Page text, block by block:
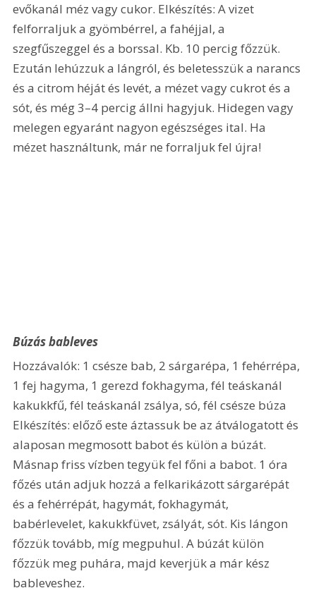
evőkanál méz vagy cukor. Elkészítés: A vizet
felforraljuk a gyömbérrel, a fahéjjal, a
szegfűszeggel és a borssal. Kb. 10 percig főzzük.
Ezután lehúzzuk a lángról, és beletesszük a narancs
és a citrom héját és levét, a mézet vagy cukrot és a
sót, és még 3–4 percig állni hagyjuk. Hidegen vagy
melegen egyaránt nagyon egészséges ital. Ha
mézet használtunk, már ne forraljuk fel újra!
Búzás bableves
Hozzávalók: 1 csésze bab, 2 sárgarépa, 1 fehérrépa,
1 fej hagyma, 1 gerezd fokhagyma, fél teáskanál
kakukkfű, fél teáskanál zsálya, só, fél csésze búza
Elkészítés: előző este áztassuk be az átválogatott és
alaposan megmosott babot és külön a búzát.
Másnap friss vízben tegyük fel főni a babot. 1 óra
főzés után adjuk hozzá a felkarikázott sárgarépát
és a fehérrépát, hagymát, fokhagymát,
babérlevelet, kakukkfüvet, zsályát, sót. Kis lángon
főzzük tovább, míg megpuhul. A búzát külön
főzzük meg puhára, majd keverjük a már kész
bableveshez.